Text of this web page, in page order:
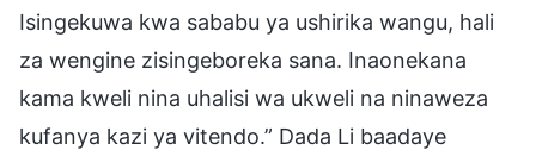
Isingekuwa kwa sababu ya ushirika wangu, hali
za wengine zisingeboreka sana. Inaonekana
kama kweli nina uhalisi wa ukweli na ninaweza
kufanya kazi ya vitendo.” Dada Li baadaye